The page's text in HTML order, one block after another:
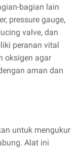
bagian lain
pressure gauge,
valve, dan
peranan vital
oksigen agar
aman dan
untuk mengukur
Alat ini